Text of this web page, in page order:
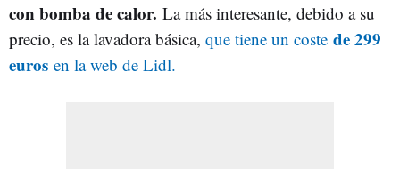
con bomba de calor. La más interesante, debido a su
precio, es la lavadora básica, que tiene un coste de 299
euros en la web de Lidl.